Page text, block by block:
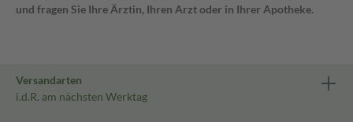
und fragen Sie Ihre Ärztin, Ihren Arzt oder in Ihrer Apotheke.
Versandarten
i.d.R. am nächsten Werktag